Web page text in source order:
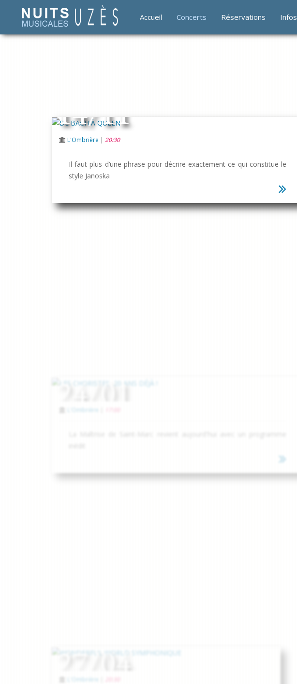
Accueil Concerts Réservations Infos
14/11
L'Ombrière | 20:30
Il faut plus d’une phrase pour décrire exactement ce qui constitue le
style Janoska
24/01
27/04